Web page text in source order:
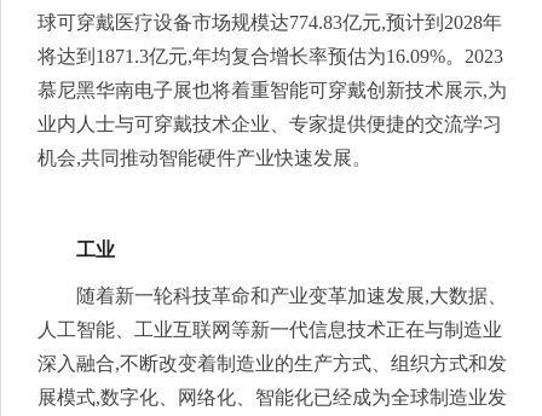
球可穿戴医疗设备市场规模达774.83亿元,预计到2028年
将达到1871.3亿元,年均复合增长率预估为16.09%。2023
慕尼黑华南电子展也将着重智能可穿戴创新技术展示,为
业内人士与可穿戴技术企业、专家提供便捷的交流学习
机会,共同推动智能硬件产业快速发展。
工业
随着新一轮科技革命和产业变革加速发展,大数据、
人工智能、工业互联网等新一代信息技术正在与制造业
深入融合,不断改变着制造业的生产方式、组织方式和发
展模式,数字化、网络化、智能化已经成为全球制造业发